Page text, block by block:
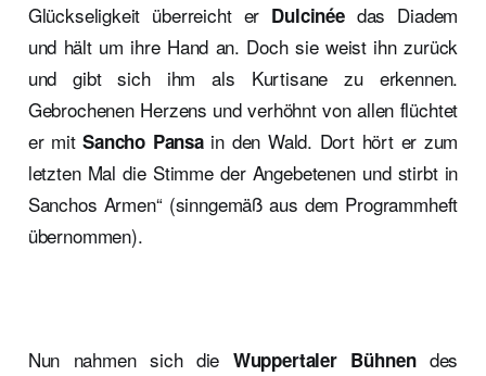
Glückseligkeit überreicht er Dulcinéedas Diadem
und hält um ihre Hand an. Doch sie weist ihn zurück
und gibt sich ihm als Kurtisane zu erkennen.
Gebrochenen Herzens und verhöhnt von allen flüchtet
er mitSancho Pansain den Wald. Dort hört er zum
letzten Mal die Stimme der Angebetenen und stirbt in
Sanchos Armen“ (sinngemäß aus dem Programmheft
übernommen).
Nun nahmen sich die Wuppertaler Bühnendes